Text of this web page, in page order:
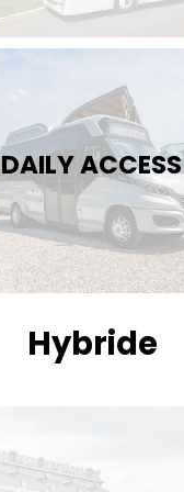
DAILY ACCESS
Hybride